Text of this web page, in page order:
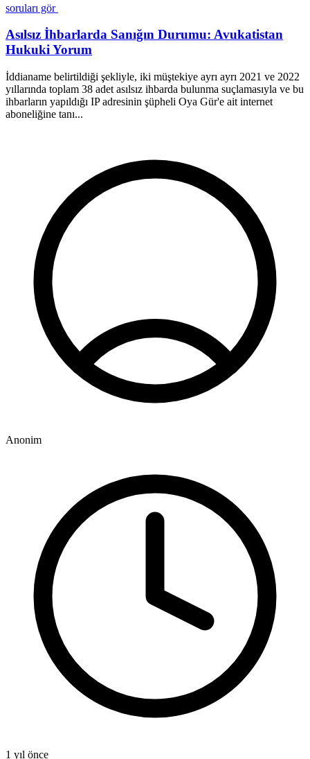
soruları gör
Asılsız İhbarlarda Sanığın Durumu: Avukatistan
Hukuki Yorum
İddianame belirtildiği şekliyle, iki müştekiye ayrı ayrı 2021 ve 2022
yıllarında toplam 38 adet asılsız ihbarda bulunma suçlamasıyla ve bu
ihbarların yapıldığı IP adresinin şüpheli Oya Gür'e ait internet
aboneliğine tanı...
Anonim
1 yıl önce